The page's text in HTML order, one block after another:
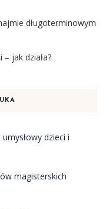
długoterminowym
jak działa?
dzieci i
magisterskich